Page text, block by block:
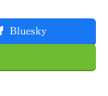
Bluesky